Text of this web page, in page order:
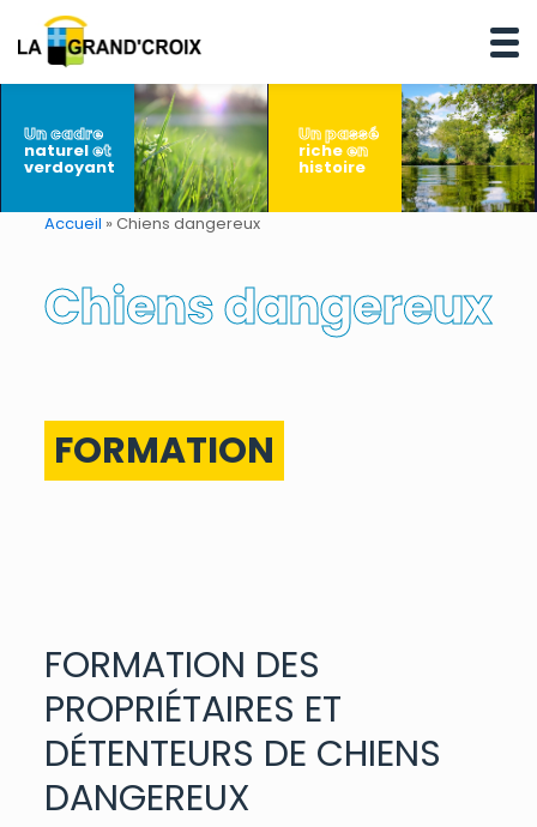
Un passé
richeen
histoire
Un cadre
naturelet
verdoyant
Accueil » Chiens dangereux
Chiens dangereux
FORMATION
FORMATION DES
PROPRIÉTAIRES ET
DÉTENTEURS DE CHIENS
DANGEREUX